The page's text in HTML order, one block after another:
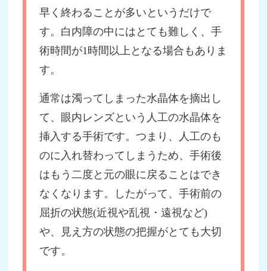
早く終わることが多いというだけで
す。白内障の中にはとても難しく、手
術時間が1時間以上となる場合もありま
す。
通常は濁ってしまった水晶体を摘出し
て、眼内レンズという人工の水晶体を
挿入する手術です。つまり、人工のも
のに入れ替わってしまうため、手術後
はもう二度と元の眼に戻ることはでき
なくなります。したがって、手術前の
屈折の状態(近視や乱視・遠視など)
や、見え方の状態の把握がとても大切
です。